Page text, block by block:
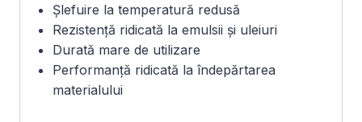
Șlefuire la temperatură redusă
Rezistență ridicată la emulsii și uleiuri
Durată mare de utilizare
Performanță ridicată la îndepărtarea
materialului